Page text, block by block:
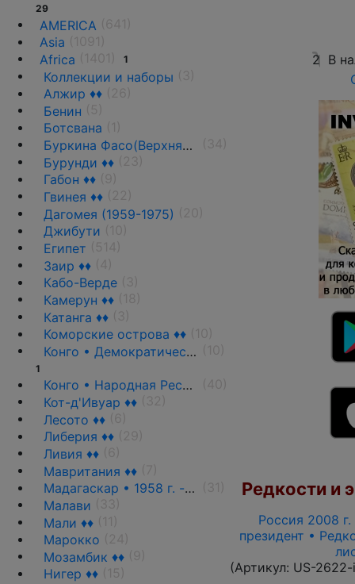
29
AMERICA
Asia
Africa
1
Коллекции и наборы
Алжир ♦♦
Бенин
Ботсвана
Буркина Фасо(Верхняя Вольта)
Бурунди ♦♦
Габон ♦♦
Гвинея ♦♦
Дагомея (1959-1975)
Джибути
Египет
Заир ♦♦
Кабо-Верде
Камерун ♦♦
Катанга ♦♦
Коморские острова ♦♦
Конго • Демократическая Республика
1
Конго • Народная Республика ♦♦
Кот-д'Ивуар ♦♦
Лесото ♦♦
Либерия ♦♦
Ливия ♦♦
Мавритания ♦♦
Мадагаскар • 1958 г. - н.д.
Малави
Мали ♦♦
Марокко
Мозамбик ♦♦
Нигер ♦♦
2 В
Редкости и
Россия 2008
президент •
(Артикул: US-